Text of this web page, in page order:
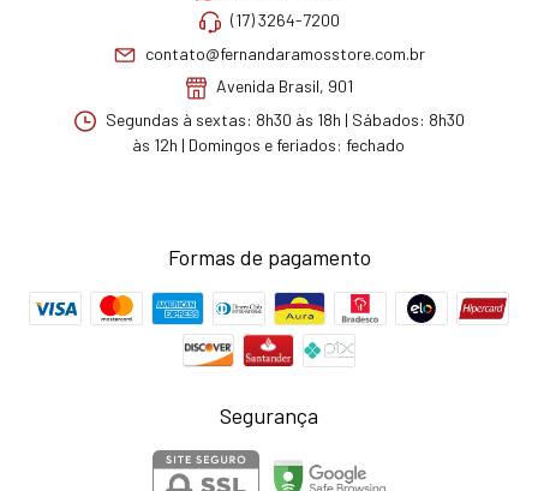
(17) 3264-7200
contato@fernandaramosstore.com.br
Avenida Brasil, 901
Segundas à sextas: 8h30 às 18h | Sábados: 8h30
às 12h | Domingos e feriados: fechado
Formas de pagamento
Segurança